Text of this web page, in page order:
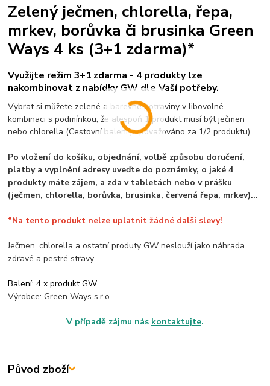
Zelený ječmen, chlorella, řepa,
mrkev, borůvka či brusinka Green
Ways 4 ks (3+1 zdarma)*
Využijte režim 3+1 zdarma - 4 produkty lze
nakombinovat z nabídky GW dle Vaší potřeby.
Vybrat si můžete zelené a barevné potraviny v libovolné
kombinaci s podmínkou, že alespoň 1 produkt musí být ječmen
nebo chlorella (Cestovní balení je považováno za 1/2 produktu).
Po vložení do košíku, objednání, volbě způsobu doručení,
platby a vyplnění adresy uveďte do poznámky, o jaké 4
produkty máte zájem, a zda v tabletách nebo v prášku
(ječmen, chlorella, borůvka, brusinka, červená řepa, mrkev)...
*Na tento produkt nelze uplatnit žádné další slevy!
Ječmen, chlorella a ostatní produty GW neslouží jako náhrada
zdravé a pestré stravy.
Balení: 4 x produkt GW
Výrobce: Green Ways s.r.o.
V případě zájmu nás kontaktujte.
Původ zboží